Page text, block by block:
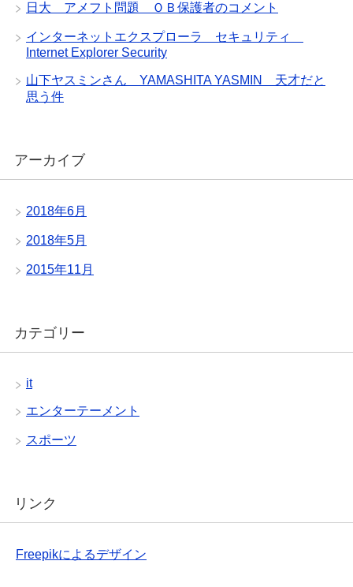
日大 アメフト問題 ＯＢ保護者のコメント
インターネットエクスプローラ セキュリティ
Internet Explorer Security
山下ヤスミンさん YAMASHITA YASMIN 天才だと
思う件
アーカイブ
2018年6月
2018年5月
2015年11月
カテゴリー
it
エンターテーメント
スポーツ
リンク
Freepikによるデザイン